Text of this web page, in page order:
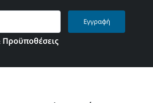
Εγγραφή